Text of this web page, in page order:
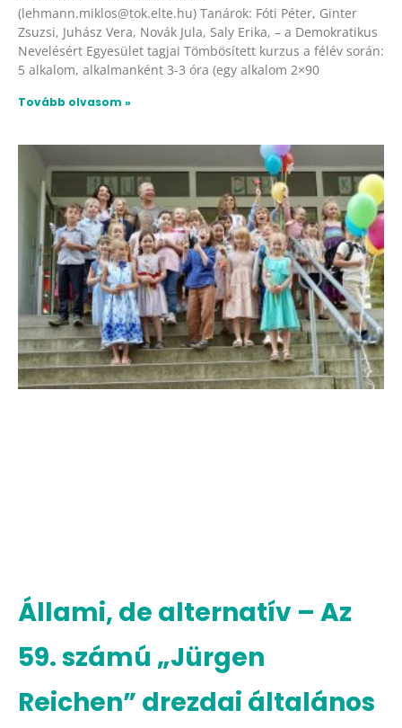
(lehmann.miklos@tok.elte.hu) Tanárok: Fóti Péter, Ginter
Zsuzsi, Juhász Vera, Novák Jula, Saly Erika, – a Demokratikus
Nevelésért Egyesület tagjai Tömbösített kurzus a félév során:
5 alkalom, alkalmanként 3-3 óra (egy alkalom 2×90
Tovább olvasom »
Állami, de alternatív – Az
59. számú „Jürgen
Reichen” drezdai általános